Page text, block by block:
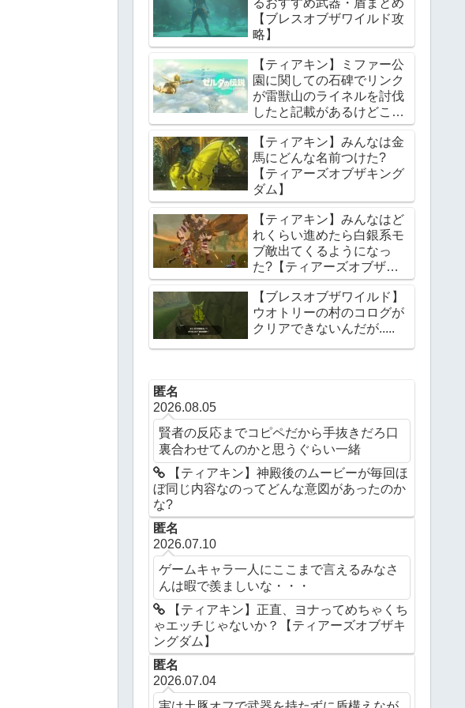
るおすすめ武器・盾まとめ
【ブレスオブザワイルド攻
略】
【ティアキン】ミファー公
園に関しての石碑でリンク
が雷獣山のライネルを討伐
したと記載があるけどこれ
っていつの話?【ティアー
ズオブザキングダム】
【ティアキン】みんなは金
馬にどんな名前つけた?
【ティアーズオブザキング
ダム】
【ティアキン】みんなはど
れくらい進めたら白銀系モ
ブ敵出てくるようになっ
た?【ティアーズオブザキ
ングダム】
【ブレスオブザワイルド】
ウオトリーの村のコログが
クリアできないんだが.....
匿名
2026.08.05
賢者の反応までコピペだから手抜きだろ口
裏合わせてんのかと思うぐらい一緒
【ティアキン】神殿後のムービーが毎回ほ
ぼ同じ内容なのってどんな意図があったのか
な?
匿名
2026.07.10
ゲームキャラ一人にここまで言えるみなさ
んは暇で羨ましいな・・・
【ティアキン】正直、ヨナってめちゃくち
ゃエッチじゃないか？【ティアーズオブザキ
ングダム】
匿名
2026.07.04